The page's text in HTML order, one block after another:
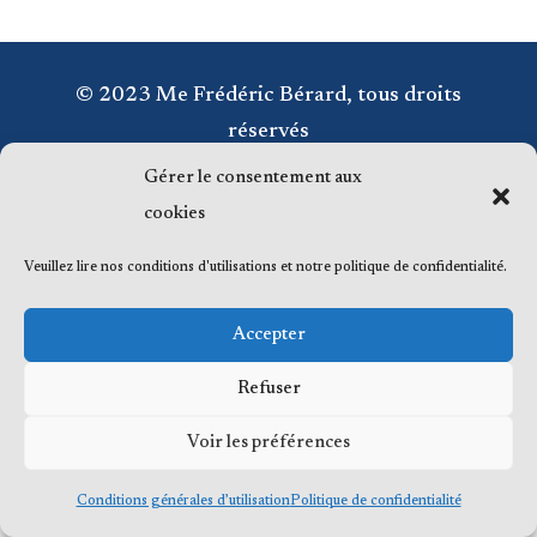
Gérer le consentement aux
cookies
Veuillez lire nos conditions d'utilisations et notre politique de confidentialité.
Accepter
Refuser
Voir les préférences
Conditions générales d’utilisationPolitique de confidentialité
© 2023 Me Frédéric Bérard, tous droits
réservés